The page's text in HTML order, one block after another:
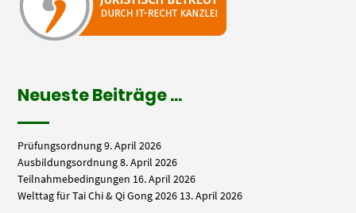
Neueste Beiträge …
Prüfungsordnung9. April 2026
Ausbildungsordnung8. April 2026
Teilnahmebedingungen 16. April 2026
Welttag für Tai Chi & Qi Gong 2026 13. April 2026